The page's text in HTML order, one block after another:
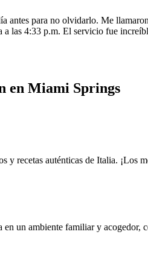
para no olvidarlo. Me
las 4:33 p.m. El servicio fue
en Miami Springs
recetas auténticas de Italia. ¡Los
un ambiente familiar y acogedor,